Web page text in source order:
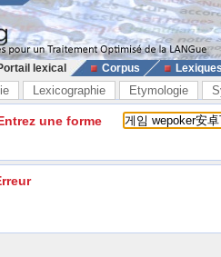
lexical Corpus
Lexicographie Etymologie
une forme